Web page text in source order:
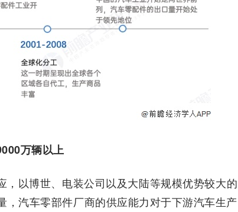
万辆以上
，以博世、电装公司以及大陆等规模优势较大的
汽车零部件厂商的供应能力对于下游汽车生产